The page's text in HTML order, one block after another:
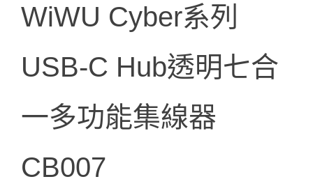
WiWU Cyber系列
USB-C Hub透明七合
一多功能集線器
CB007